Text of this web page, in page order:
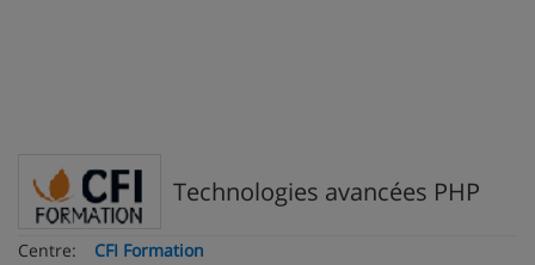
Technologies avancées PHP
Centre:
CFI Formation